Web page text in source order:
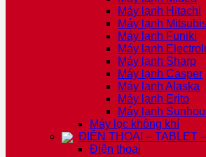
Máy lạnh Hitachi
Máy lạnh
Máy lạnh Funiki
Máy lạnh
Máy lạnh Sharp
Máy lạnh Casper
Máy lạnh Alaska
Máy lạnh Erito
Máy lạnh
Máy lọc không khí
ĐIỆN THOẠI – TABLET
Điện thoại